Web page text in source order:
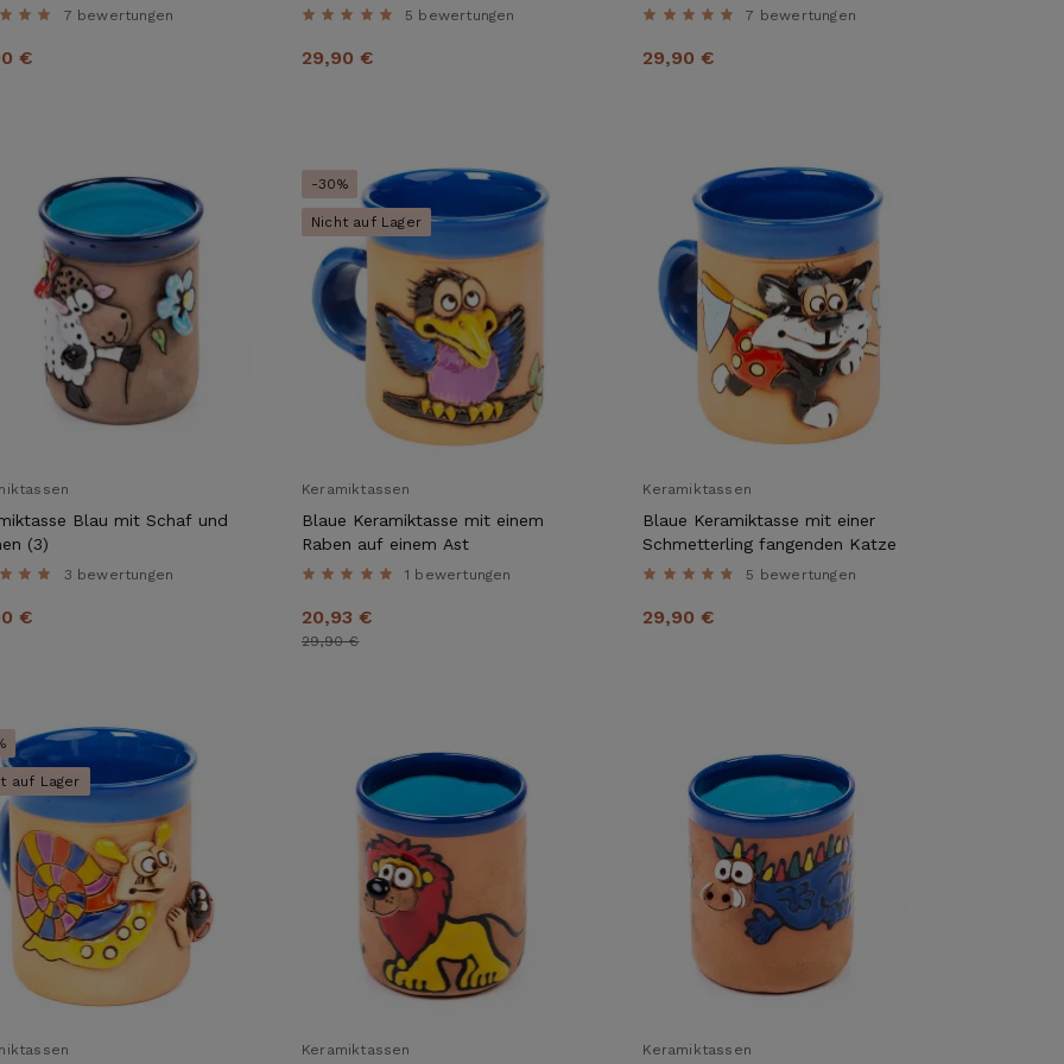
7 bewertungen
€
5 bewertungen
29,90 €
7 bewertungen
29,90 €
Blau mit Schaf und
(3)
3 bewertungen
€
Keramiktassen
Blaue Keramiktasse mit einem
Raben auf einem Ast
1 bewertungen
20,93 €
29,90 €
-30%
Nicht auf Lager
Keramiktassen
Blaue Keramiktasse mit einer
Schmetterling fangenden Katze
5 bewertungen
29,90 €
auf Lager
Keramiktassen Keramiktassen